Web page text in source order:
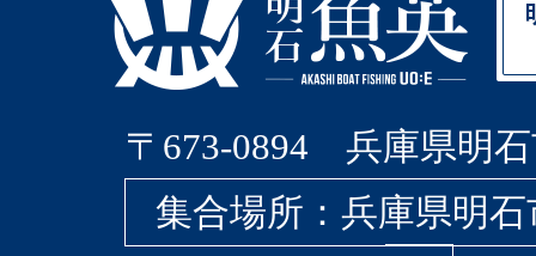
〒673-0894 兵庫県明石
集合場所：兵庫県明